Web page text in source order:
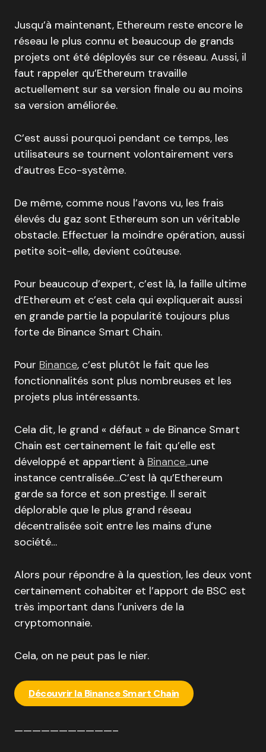
Jusqu’à maintenant, Ethereum reste encore le
réseau le plus connu et beaucoup de grands
projets ont été déployés sur ce réseau. Aussi, il
faut rappeler qu’Ethereum travaille
actuellement sur sa version finale ou au moins
sa version améliorée.
C’est aussi pourquoi pendant ce temps, les
utilisateurs se tournent volontairement vers
d’autres Eco-système.
De même, comme nous l’avons vu, les frais
élevés du gaz sont Ethereum son un véritable
obstacle. Effectuer la moindre opération, aussi
petite soit-elle, devient coûteuse.
Pour beaucoup d’expert, c’est là, la faille ultime
d’Ethereum et c’est cela qui expliquerait aussi
en grande partie la popularité toujours plus
forte de Binance Smart Chain.
Pour Binance, c’est plutôt le fait que les
fonctionnalités sont plus nombreuses et les
projets plus intéressants.
Cela dit, le grand « défaut » de Binance Smart
Chain est certainement le fait qu’elle est
développé et appartient à Binance...une
instance centralisée…C’est là qu’Ethereum
garde sa force et son prestige. Il serait
déplorable que le plus grand réseau
décentralisée soit entre les mains d’une
société…
Alors pour répondre à la question, les deux vont
certainement cohabiter et l’apport de BSC est
très important dans l’univers de la
cryptomonnaie.
Cela, on ne peut pas le nier.
Découvrir la Binance Smart Chain
———————————–